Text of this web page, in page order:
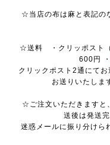
☆当店の布は麻と表記の
☆送料 ・クリッポスト
600円
クリックポスト2通にて
お送りいたしま
☆ご注文いただきますと
送後は発送
迷惑メールに振り分けら